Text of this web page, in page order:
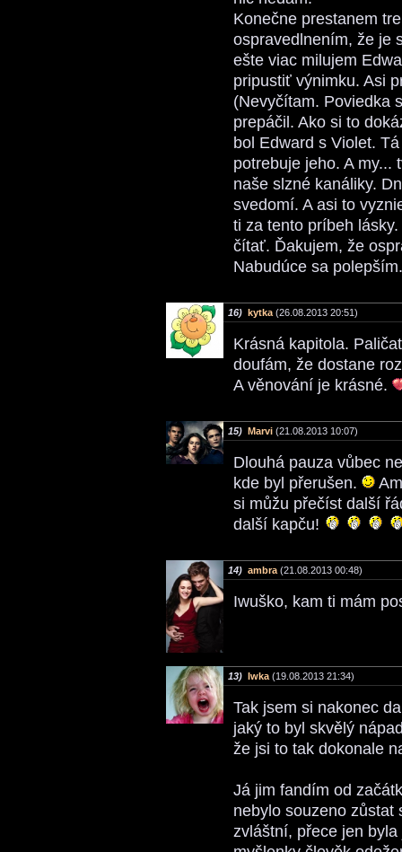
Konečne prestanem
ospravedlnením, že je
ešte viac milujem
pripustiť výnimku. Asi
(Nevyčítam. Poviedka
prepáčil. Ako si to
bol Edward s Violet.
potrebuje jeho. A my...
naše slzné kanáliky.
svedomí. A asi to
ti za tento príbeh
čítať. Ďakujem, že
Nabudúce sa
16) kytka (26.08.2013 20:51)
Krásná kapitola.
doufám, že dostane
A věnování je krásné.
15) Marvi (21.08.2013 10:07)
Dlouhá pauza vůbec
kde byl přerušen.
si můžu přečíst další
další kapču!
14) ambra (21.08.2013 00:48)
Iwuško, kam ti mám
13) Iwka (19.08.2013 21:34)
Tak jsem si nakonec
jaký to byl skvělý
že jsi to tak dokonale
Já jim fandím od
nebylo souzeno zůstat
zvláštní, přece jen